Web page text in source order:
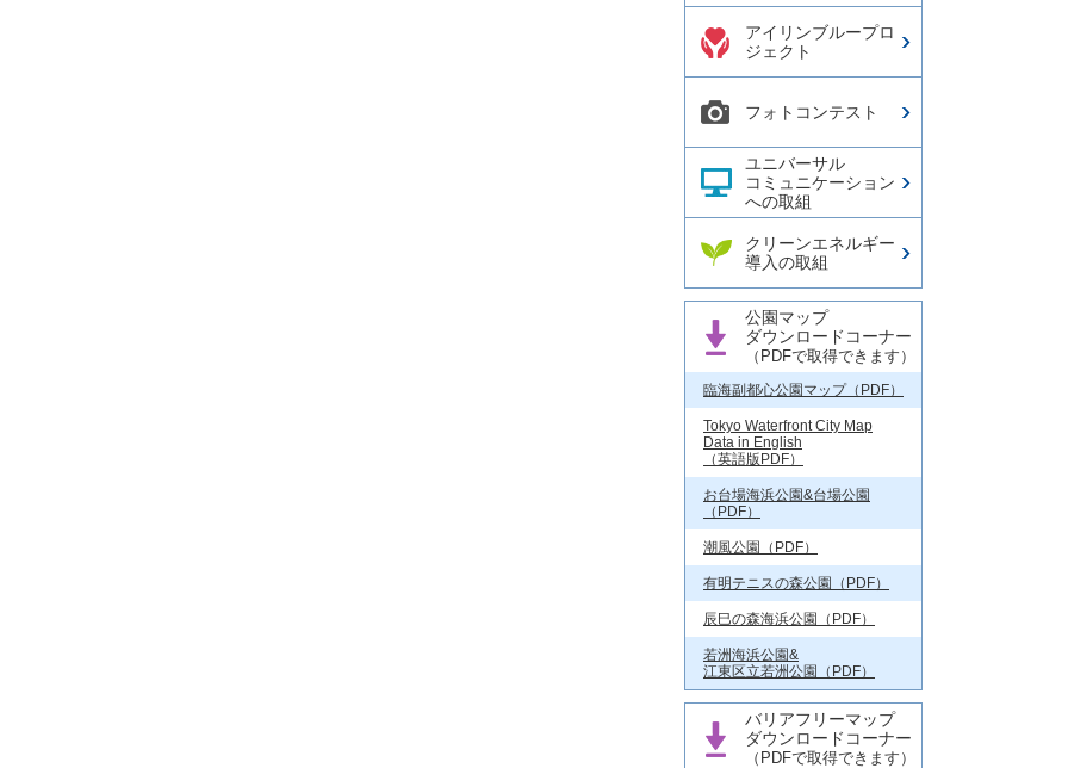
アイリンブループロ
ジェクト
フォトコンテスト
ユニバーサル
コミュニケーション
への取組
クリーンエネルギー
導入の取組
公園マップ
ダウンロードコーナー
（PDFで取得できます）
臨海副都心公園マップ（PDF）
Tokyo Waterfront City Map
Data in English
（英語版PDF）
お台場海浜公園&台場公園
（PDF）
潮風公園（PDF）
有明テニスの森公園（PDF）
辰巳の森海浜公園（PDF）
若洲海浜公園&
江東区立若洲公園（PDF）
バリアフリーマップ
ダウンロードコーナー
（PDFで取得できます）